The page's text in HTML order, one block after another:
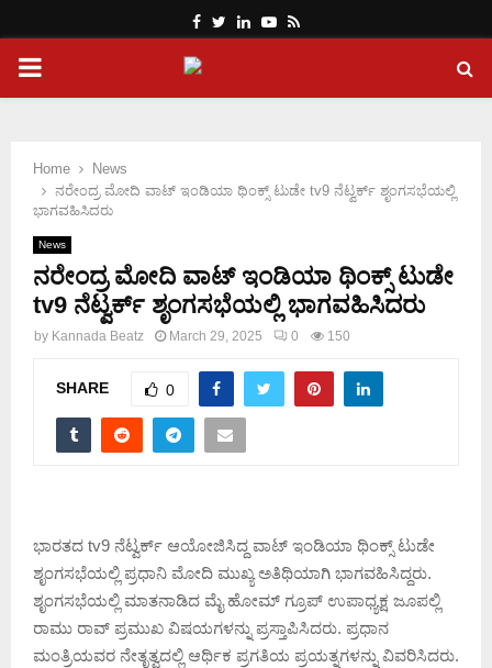
Facebook
Twitter
LinkedinYoutube
Rss
PRIMARY
Home
News
ನರೇಂದ್ರ ಮೋದಿ ವಾಟ್ ಇಂಡಿಯಾ ಥಿಂಕ್ಸ್ ಟುಡೇ tv9 ನೆಟ್ವರ್ಕ್ ಶೃಂಗಸಭೆಯಲ್ಲಿ
ಭಾಗವಹಿಸಿದರು
News
ನರೇಂದ್ರ ಮೋದಿ ವಾಟ್ ಇಂಡಿಯಾ ಥಿಂಕ್ಸ್ ಟುಡೇ
tv9 ನೆಟ್ವರ್ಕ್ ಶೃಂಗಸಭೆಯಲ್ಲಿ ಭಾಗವಹಿಸಿದರು
by Kannada Beatz March 29, 2025 0 150
SHARE 0
ಭಾರತದ tv9 ನೆಟ್ವರ್ಕ್ ಆಯೋಜಿಸಿದ್ದ ವಾಟ್ ಇಂಡಿಯಾ ಥಿಂಕ್ಸ್ ಟುಡೇ
ಶೃಂಗಸಭೆಯಲ್ಲಿ ಪ್ರಧಾನಿ ಮೋದಿ ಮುಖ್ಯ ಅತಿಥಿಯಾಗಿ ಭಾಗವಹಿಸಿದ್ದರು.
ಶೃಂಗಸಭೆಯಲ್ಲಿ ಮಾತನಾಡಿದ ಮೈ ಹೋಮ್ ಗ್ರೂಪ್ ಉಪಾಧ್ಯಕ್ಷ ಜೂಪಲ್ಲಿ
ರಾಮು ರಾವ್ ಪ್ರಮುಖ ವಿಷಯಗಳನ್ನು ಪ್ರಸ್ತಾಪಿಸಿದರು. ಪ್ರಧಾನ
ಮಂತ್ರಿಯವರ ನೇತೃತ್ವದಲ್ಲಿ ಆರ್ಥಿಕ ಪ್ರಗತಿಯ ಪ್ರಯತ್ನಗಳನ್ನು ವಿವರಿಸಿದರು.